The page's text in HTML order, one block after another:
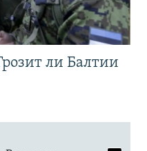
ли Балтии